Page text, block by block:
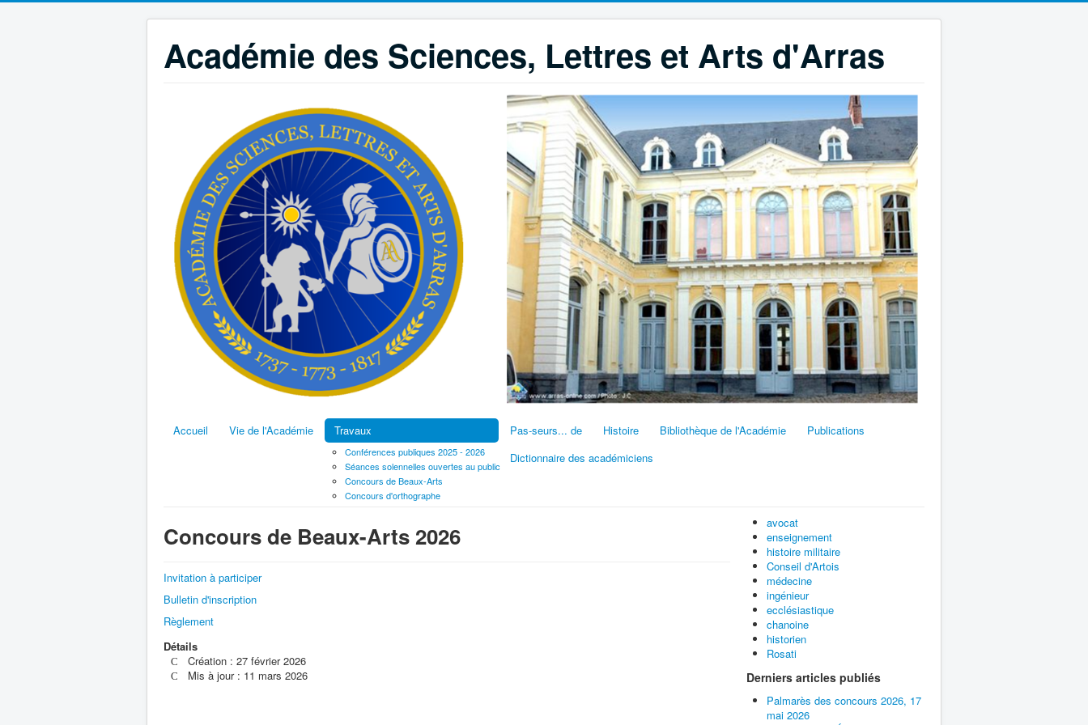
Académie des Sciences, Lettres et Arts d'Arras
Accueil Vie de l'Académie Travaux
Conférences publiques 2025 - 2026
Séances solennelles ouvertes au public
Concours de Beaux-Arts
Concours d'orthographe
Pas-seurs... de Histoire Bibliothèque de l'Académie
Publications
Dictionnaire des académiciens
Concours de Beaux-Arts 2026
Invitation à participer
Bulletin d'inscription
Règlement
Détails
Création : 27 février 2026
Mis à jour : 11 mars 2026
avocat
enseignement
histoire militaire
Conseil d'Artois
médecine
ingénieur
ecclésiastique
chanoine
historien
Rosati
Derniers articles publiés
Palmarès des concours 2026, 17
mai 2026